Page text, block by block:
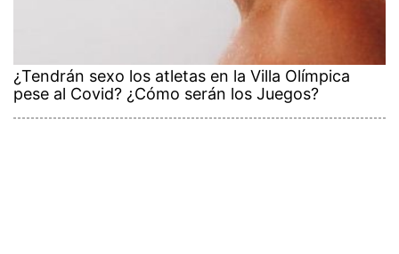
¿Tendrán sexo los atletas en la Villa Olímpica
pese al Covid? ¿Cómo serán los Juegos?